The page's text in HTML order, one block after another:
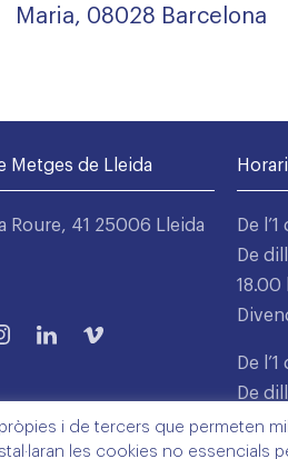
Maria, 08028 Barcelona
Metges de Lleida
Roure, 41 25006 Lleida
De
De
18.00
De
De
15.00
i de tercers que permeten
les cookies no essencials